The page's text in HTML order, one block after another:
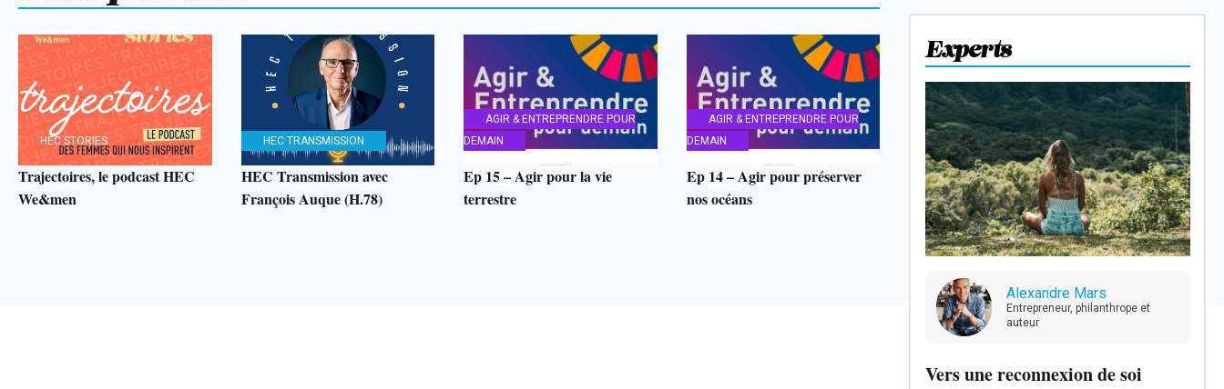
HEC STORIES
Trajectoires, le podcast HEC
We&men
HEC TRANSMISSION
HEC Transmission avec
François Auque (H.78)
AGIR & ENTREPRENDRE POUR
DEMAIN
Ep 15 – Agir pour la vie
terrestre
AGIR & ENTREPRENDRE POUR
DEMAIN
Ep 14 – Agir pour préserver
nos océans
Experts
Alexandre Mars
Entrepreneur, philanthrope et
auteur
Vers une reconnexion de soi